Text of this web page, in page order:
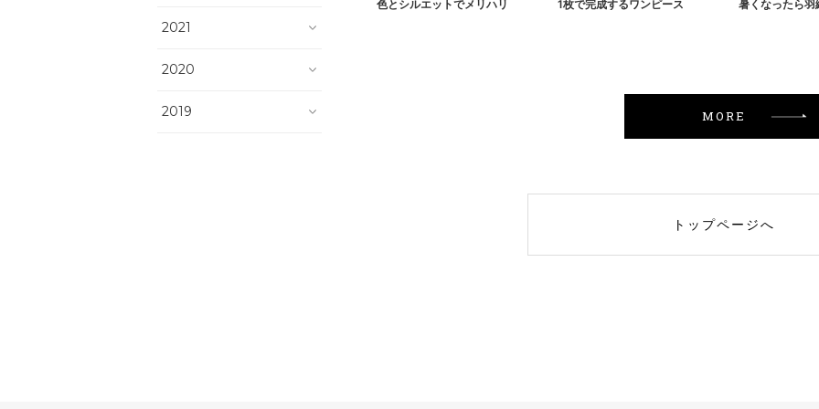
色とシルエットでメリハリ 1枚で完成するワンピース 暑くなったら羽
MORE
トップページへ
2021
2020
2019